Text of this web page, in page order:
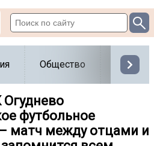
Общество Власть
футбольное
матч между отцами и